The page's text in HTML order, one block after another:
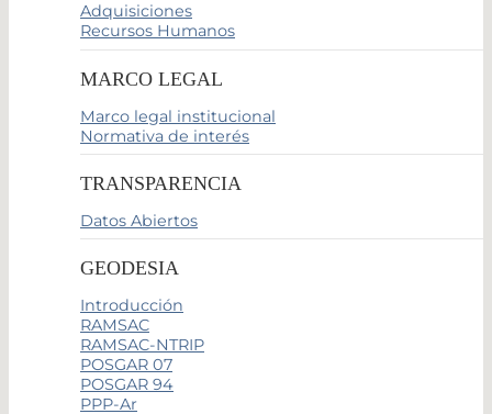
Adquisiciones
Recursos Humanos
MARCO LEGAL
Marco legal institucional
Normativa de interés
TRANSPARENCIA
Datos Abiertos
GEODESIA
Introducción
RAMSAC
RAMSAC-NTRIP
POSGAR 07
POSGAR 94
PPP-Ar